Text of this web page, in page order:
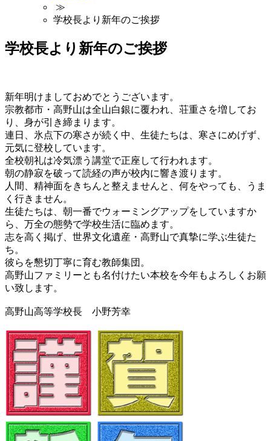
≫
学校長より新年のご挨拶
学校長より新年のご挨拶
新年明けましておめでとうございます。
宗教都市・高野山は全山白銀に覆われ、荘重さを増してお
り、身が引き締まります。
連日、氷点下の寒さが続く中、生徒たちは、寒さにめげず、
元気に登校しています。
全校朝礼は冷気漂う講堂で正座して行われます。
朝の静寂を破って読経の声が校内に響き渡ります。
人間、精神面をきちんと整えませんと、何をやっても、うま
く行きません。
生徒たちは、朝一番でウォーミングアップをしていますか
ら、万全の態勢で学校生活に臨めます。
志を高く掲げ、世界文化遺産・高野山で真摯に学ぶ生徒た
ち。
彼らを懇切丁寧に育む教師集団。
高野山ファミリーとも名付けたい本校を今年もよろしくお願
い致します。
高野山高等学校長 小野芳幸